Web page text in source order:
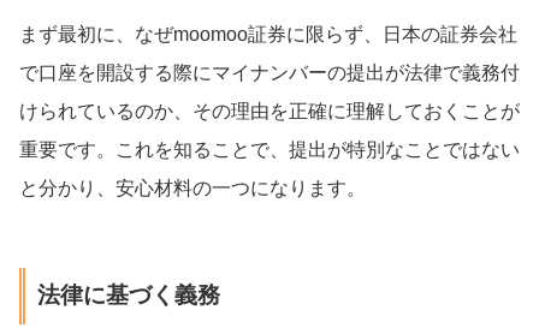
まず最初に、なぜmoomoo証券に限らず、日本の証券会社
で口座を開設する際にマイナンバーの提出が法律で義務付
けられているのか、その理由を正確に理解しておくことが
重要です。これを知ることで、提出が特別なことではない
と分かり、安心材料の一つになります。
法律に基づく義務